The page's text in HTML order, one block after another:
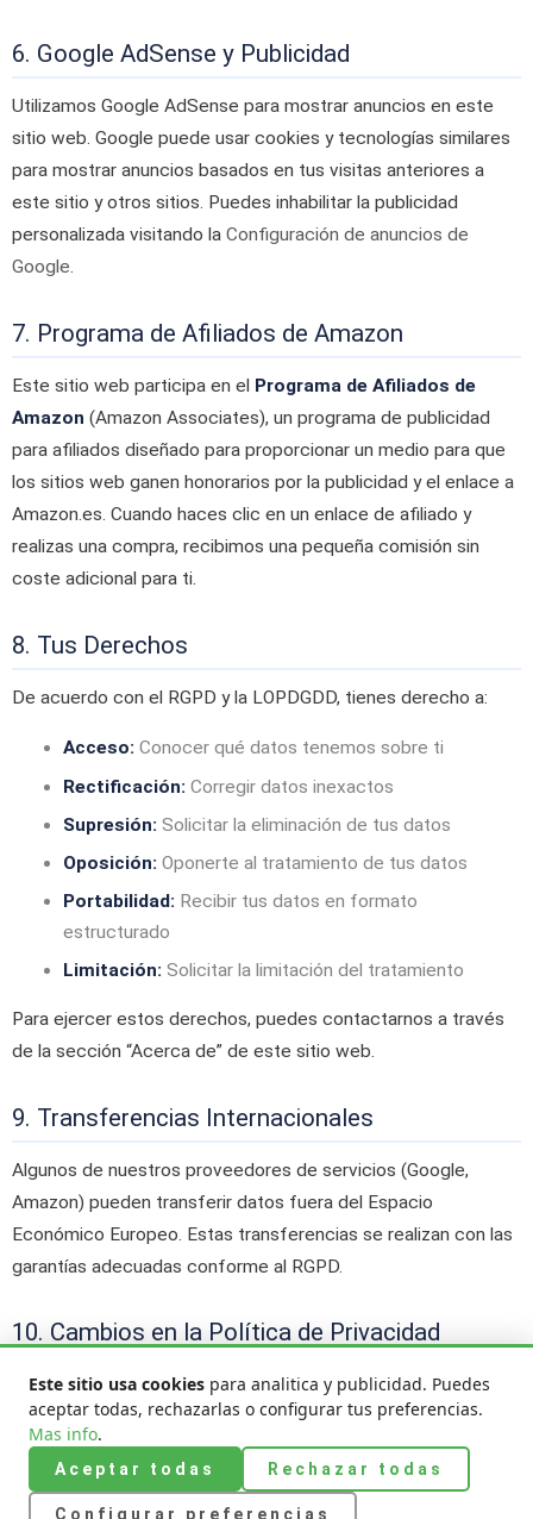
Este sitio usa cookies para analitica y publicidad. Puedes
aceptar todas, rechazarlas o configurar tus preferencias.
Mas info.
Aceptar todas Rechazar todas
Configurar preferencias
6. Google AdSense y Publicidad
Utilizamos Google AdSense para mostrar anuncios en este
sitio web. Google puede usar cookies y tecnologías similares
para mostrar anuncios basados en tus visitas anteriores a
este sitio y otros sitios. Puedes inhabilitar la publicidad
personalizada visitando la Configuración de anuncios de
Google.
7. Programa de Afiliados de Amazon
Este sitio web participa en el Programa de Afiliados de
Amazon (Amazon Associates), un programa de publicidad
para afiliados diseñado para proporcionar un medio para que
los sitios web ganen honorarios por la publicidad y el enlace a
Amazon.es. Cuando haces clic en un enlace de afiliado y
realizas una compra, recibimos una pequeña comisión sin
coste adicional para ti.
8. Tus Derechos
De acuerdo con el RGPD y la LOPDGDD, tienes derecho a:
Acceso: Conocer qué datos tenemos sobre ti
Rectificación: Corregir datos inexactos
Supresión: Solicitar la eliminación de tus datos
Oposición: Oponerte al tratamiento de tus datos
Portabilidad: Recibir tus datos en formato
estructurado
Limitación: Solicitar la limitación del tratamiento
Para ejercer estos derechos, puedes contactarnos a través
de la sección “Acerca de” de este sitio web.
9. Transferencias Internacionales
Algunos de nuestros proveedores de servicios (Google,
Amazon) pueden transferir datos fuera del Espacio
Económico Europeo. Estas transferencias se realizan con las
garantías adecuadas conforme al RGPD.
10. Cambios en la Política de Privacidad
Nos reservamos el derecho a modificar esta política de
privacidad para adaptarla a novedades legislativas o cambios
en nuestros servicios. Te recomendamos revisar esta página
periódicamente. Los cambios entrarán en vigor desde su
publicación en el sitio web.